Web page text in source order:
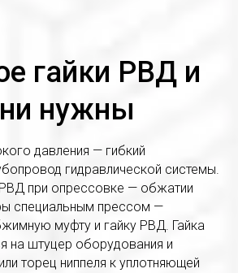
гайки РВД и
нужны
давления — гибкий
гидравлической системы.
при опрессовке — обжатии
специальным прессом —
муфту и гайку РВД. Гайка
на штуцер оборудования и
торец ниппеля к уплотняющей